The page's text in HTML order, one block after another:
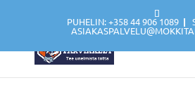
PUHELIN: +358 44 906 1089 |